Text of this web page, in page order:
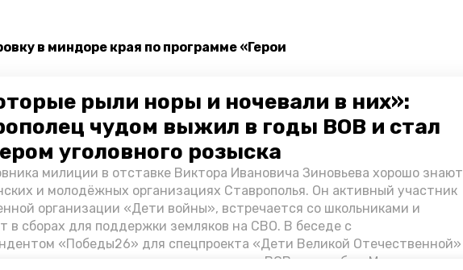
рыли норы и ночевали в них»:
чудом выжил в годы ВОВ и стал
уголовного розыска
милиции в отставке Виктора Ивановича Зиновьева хорошо знают
и молодёжных организациях Ставрополья. Он активный участник
организации «Дети войны», встречается со школьниками и
в сборах для поддержки земляков на СВО. В беседе с
«Победы26» для спецпроекта «Дети Великой Отечественной»
о зверствах оккупантов в годы ВОВ, о службе в Москве,
в миндоре края по программе «Герои
активных регионов в голосовании по
более 1 км системы водоснабжения
округ великая отечественная война